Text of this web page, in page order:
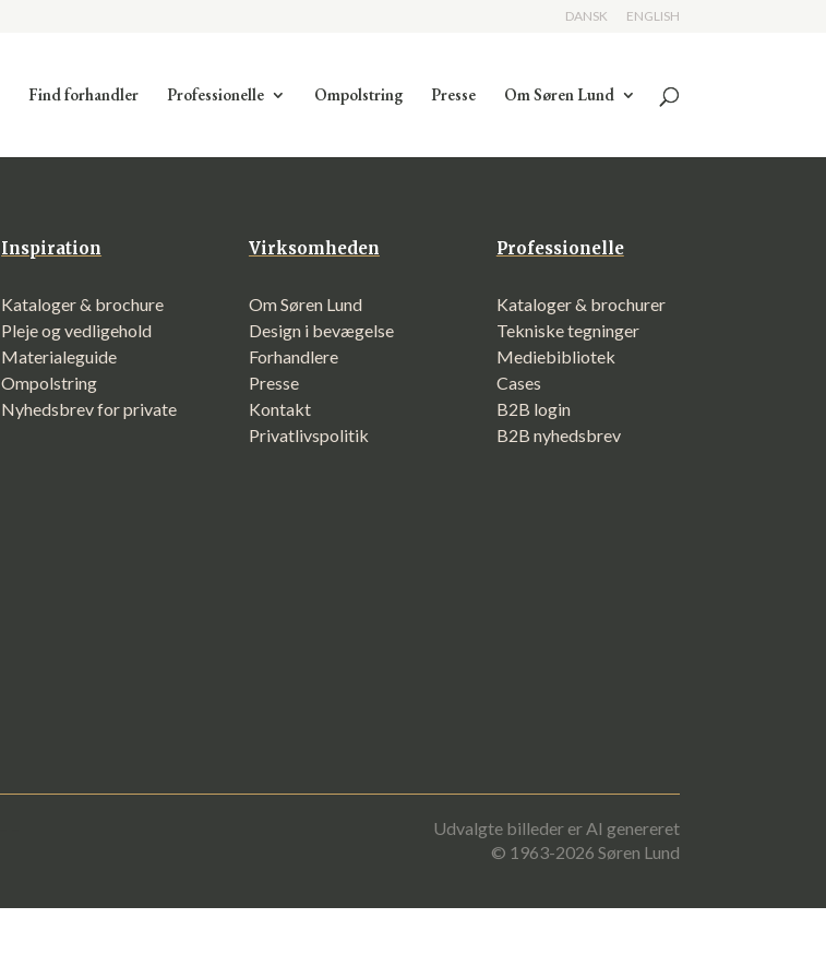
DANSK ENGLISH
Find forhandler Professionelle Ompolstring Presse Om Søren Lund
Inspiration
Kataloger & brochure
Pleje og vedligehold
Materialeguide
Ompolstring
Nyhedsbrev for private
Virksomheden
Om Søren Lund
Design i bevægelse
Forhandlere
Presse
Kontakt
Privatlivspolitik
Professionelle
Kataloger & brochurer
Tekniske tegninger
Mediebibliotek
Cases
B2B login
B2B nyhedsbrev
Udvalgte billeder er AI genereret
© 1963-2026 Søren Lund